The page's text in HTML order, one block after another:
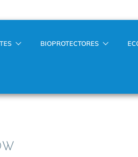
BIOPROTECTORES